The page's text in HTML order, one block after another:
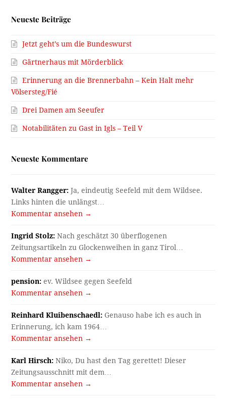
Neueste Beiträge
Jetzt geht’s um die Bundeswurst
Gärtnerhaus mit Mörderblick
Erinnerung an die Brennerbahn – Kein Halt mehr
Völsersteg/Fié
Drei Damen am Seeufer
Notabilitäten zu Gast in Igls – Teil V
Neueste Kommentare
Walter Rangger: Ja, eindeutig Seefeld mit dem Wildsee.
Links hinten die unlängst…
Kommentar ansehen →
Ingrid Stolz: Nach geschätzt 30 überflogenen
Zeitungsartikeln zu Glockenweihen in ganz Tirol…
Kommentar ansehen →
pension: ev. Wildsee gegen Seefeld
Kommentar ansehen →
Reinhard Kluibenschaedl: Genauso habe ich es auch in
Erinnerung, ich kam 1964…
Kommentar ansehen →
Karl Hirsch: Niko, Du hast den Tag gerettet! Dieser
Zeitungsausschnitt mit dem…
Kommentar ansehen →